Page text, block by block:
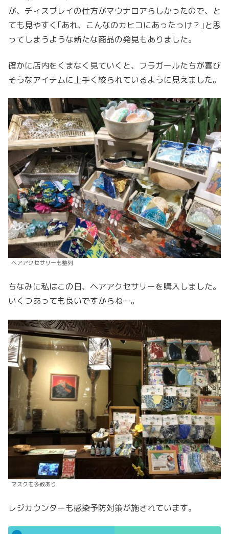
が、ディスプレイの仕方がマウナロアらしかったので、と
ても見やすく｢あれ、こんなのカヒコにあったっけ？｣と思
ってしまうような新たな商品の発見もありました。
確かに店内をくまなく見ていくと、フラガールたちが喜び
そうなアイテムに上手く絞られているように見えました。
ヘアアクセサリーも整列
ちなみに私はこの日、ヘアアクセサリーを購入しました。
いくつあっても良いですからねー。
マスクも多数あり
レジカウンターも感染予防対策が施されています。